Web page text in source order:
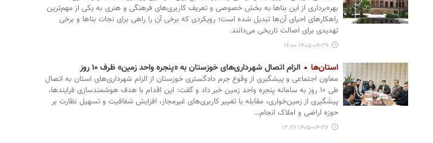
بهره‌برداری از این بناها به بخش خصوصی و تعریف کاربری‌های فرهنگی و هنری به یکی از مهم‌ترین
راهکارهای احیای آن‌ها تبدیل شده است؛ رویکردی که برخی آن را راهی برای نجات بناها و برخی
تهدیدی برای اصالت تاریخی می‌دانند.
۱۴۰۵-۰۴-۲۹ ۱۶:۰۰
استان‌ها الزام اتصال شهرداری‌های خوزستان به «پنجره واحد زمین» ظرف ۱۰ روز
معاون اجتماعی و پیشگیری از وقوع جرم دادگستری خوزستان از الزام شهرداری‌های استان به اتصال
طی ۱۰ روز به سامانه پنجره واحد زمین خبر داد و گفت: این اقدام با هدف هوشمندسازی فرایندها،
پیشگیری از زمین‌خواری، مقابله با تغییر کاربری‌های غیرمجاز، افزایش شفافیت و تسهیل نظارت بر
حوزه اراضی و املاک انجام…
۱۴۰۵-۰۴-۲۷ ۱۲:۲۶